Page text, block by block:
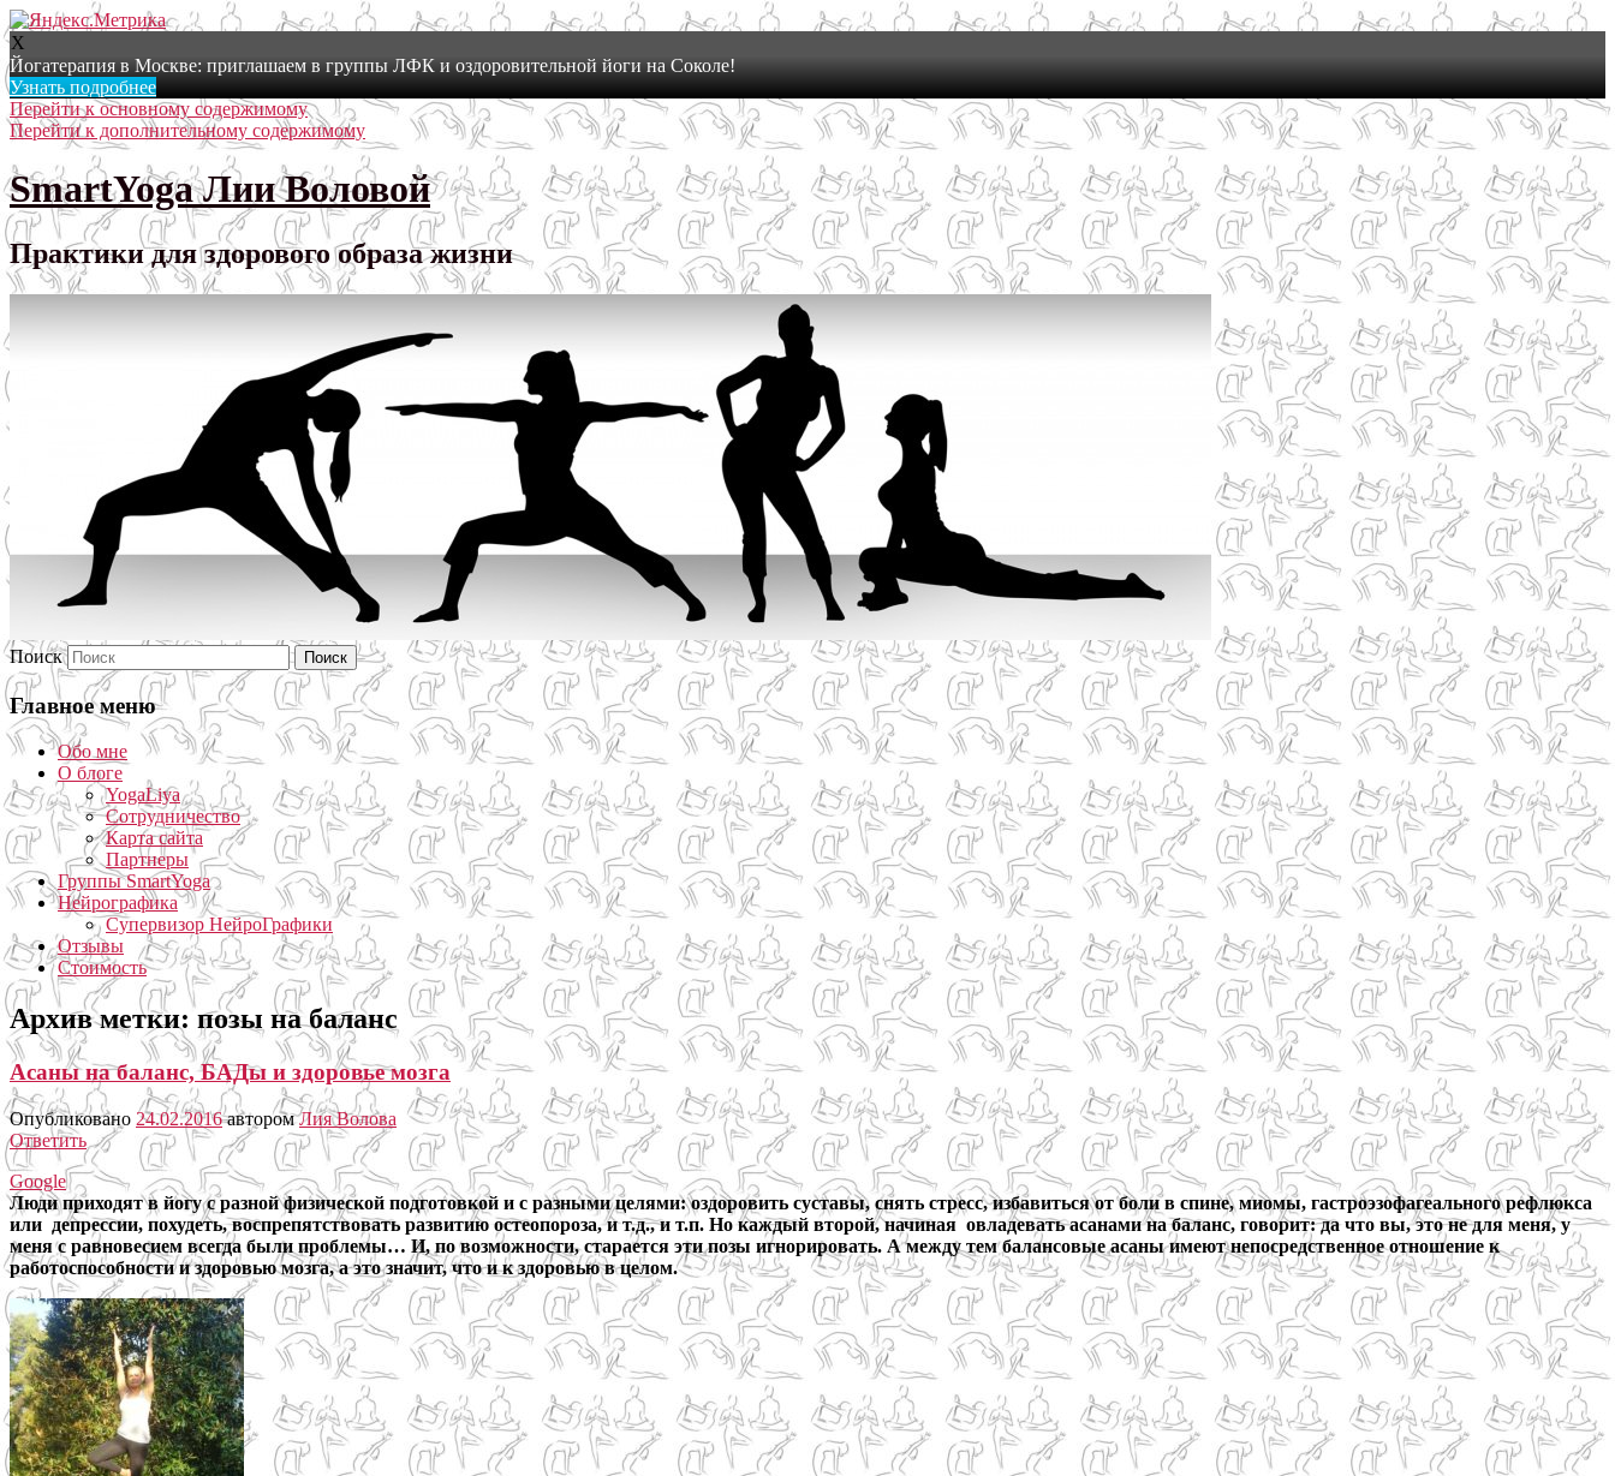
X
Йогатерапия в Москве: приглашаем в группы ЛФК и оздоровительной йоги на Соколе!
Узнать подробнее
Перейти к основному содержимому
Перейти к дополнительному содержимому
SmartYoga Лии Воловой
Практики для здорового образа жизни
Поиск
Главное меню
Обо мне
О блоге
YogaLiya
Сотрудничество
Карта сайта
Партнеры
Группы SmartYoga
Нейрографика
Супервизор НейроГрафики
Отзывы
Стоимость
Архив метки: позы на баланс
Асаны на баланс, БАДы и здоровье мозга
Опубликовано 24.02.2016 авторомЛия Волова
Ответить
Google
Люди приходят в йогу с разной физической подготовкой и с разными целями: оздоровить суставы, снять стресс, избавиться от боли в спине, миомы, гастроэзофагеального рефлюкса
или депрессии, похудеть, воспрепятствовать развитию остеопороза, и т.д., и т.п. Но каждый второй, начиная овладевать асанами на баланс, говорит: да что вы, это не для меня, у
меня с равновесием всегда были проблемы… И, по возможности, старается эти позы игнорировать. А между тем балансовые асаны имеют непосредственное отношение к
работоспособности и здоровью мозга, а это значит, что и к здоровью в целом.